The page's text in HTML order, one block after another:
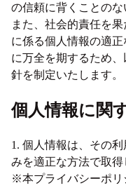
の信頼に背くことのな
また、社会的責任を
に係る個人情報の適
に万全を期するため
針を制定いたします。
個人情報に関
1. 個人情報は、その
みを適正な方法で取得
※本プライバシーポリ